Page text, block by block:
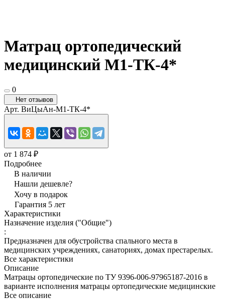
Матрац ортопедический
медицинский М1-ТК-4*
0
Нет отзывов
Арт. ВиЦыАн-М1-ТК-4*
от 1 874 ₽
Подробнее
В наличии
Нашли дешевле?
Хочу в подарок
Гарантия 5 лет
Характеристики
Назначение изделия ("Общие")
:
Предназначен для обустройства спального места в
медицинских учреждениях, санаториях, домах престарелых.
Все характеристики
Описание
Матрацы ортопедические по ТУ 9396-006-97965187-2016 в
варианте исполнения матрацы ортопедические медицинские
Все описание